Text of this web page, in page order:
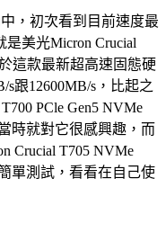
，初次看到目前速度最
是美光Micron Crucial
這款最新超高速固態硬
跟12600MB/s，比起之
PCle Gen5 NVMe
時就對它很感興趣，而
Crucial T705 NVMe
單測試，看看在自己使